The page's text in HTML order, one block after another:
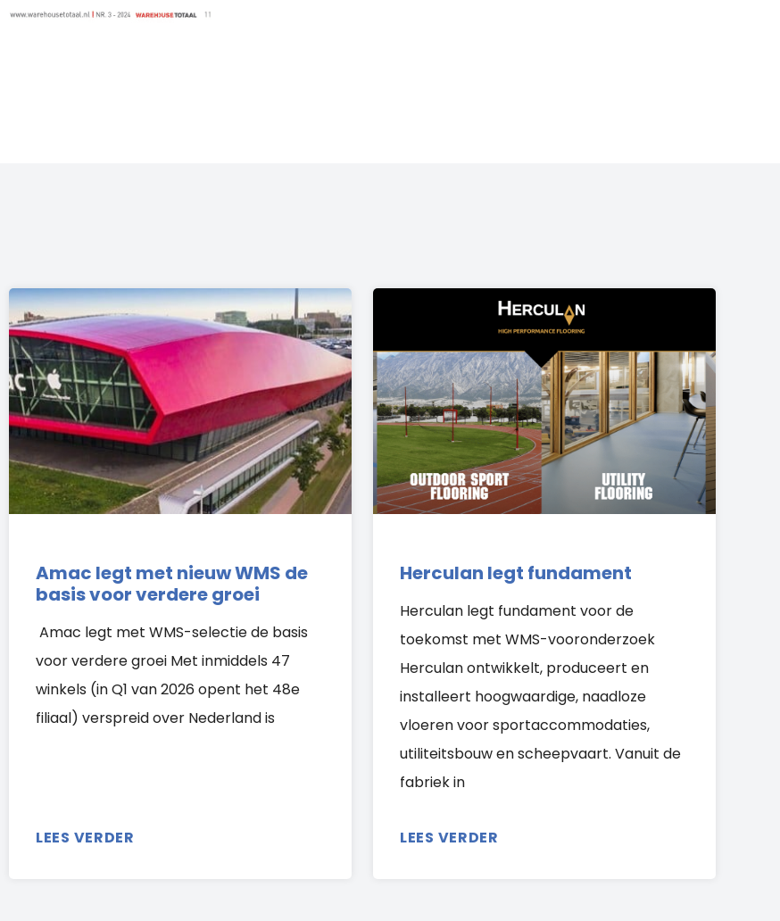
Amac legt met nieuw WMS de
basis voor verdere groei
Amac legt met WMS-selectie de basis
voor verdere groei Met inmiddels 47
winkels (in Q1 van 2026 opent het 48e
filiaal) verspreid over Nederland is
LEES VERDER
Herculan legt fundament
Herculan legt fundament voor de
toekomst met WMS-vooronderzoek
Herculan ontwikkelt, produceert en
installeert hoogwaardige, naadloze
vloeren voor sportaccommodaties,
utiliteitsbouw en scheepvaart. Vanuit de
fabriek in
LEES VERDER